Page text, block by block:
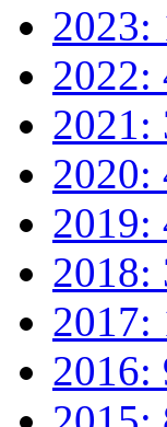
2023:
2022:
2021:
2020:
2019:
2018:
2017:
2016: